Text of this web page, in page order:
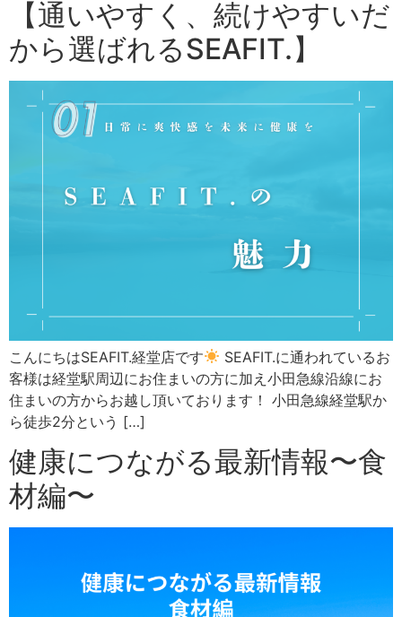
【通いやすく、続けやすいだ
から選ばれるSEAFIT.】
こんにちはSEAFIT.経堂店です
SEAFIT.に通われているお
客様は経堂駅周辺にお住まいの方に加え小田急線沿線にお
住まいの方からお越し頂いております！ 小田急線経堂駅か
ら徒歩2分という […]
健康につながる最新情報〜食
材編〜